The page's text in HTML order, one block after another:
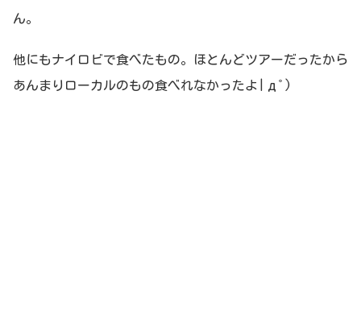
ん。
他にもナイロビで食べたもの。ほとんどツアーだったから
あんまりローカルのもの食べれなかったよ|дﾟ)